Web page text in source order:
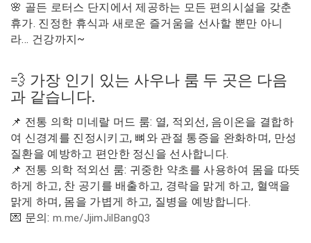
🌸 골든 로터스 단지에서 제공하는 모든 편의시설을 갖춘
휴가. 진정한 휴식과 새로운 즐거움을 선사할 뿐만 아니
라… 건강까지~
💨 가장 인기 있는 사우나 룸 두 곳은 다음
과 같습니다.
📌 전통 의학 미네랄 머드 룸: 열, 적외선, 음이온을 결합하
여 신경계를 진정시키고, 뼈와 관절 통증을 완화하며, 만성
질환을 예방하고 편안한 정신을 선사합니다.
📌 전통 의학 적외선 룸: 귀중한 약초를 사용하여 몸을 따뜻
하게 하고, 찬 공기를 배출하고, 경락을 맑게 하고, 혈액을
맑게 하며, 몸을 가볍게 하고, 질병을 예방합니다.
💌 문의: m.me/JjimJilBangQ3